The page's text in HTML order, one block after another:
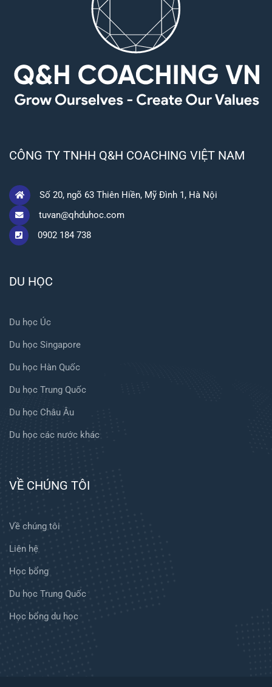
CÔNG TY TNHH Q&H COACHING VIỆT NAM
Số 20, ngõ 63 Thiên Hiền, Mỹ Đình 1, Hà Nội
tuvan@qhduhoc.com
0902 184 738
DU HỌC
Du học Úc
Du học Singapore
Du học Hàn Quốc
Du học Trung Quốc
Du học Châu Âu
Du học các nước khác
VỀ CHÚNG TÔI
Về chúng tôi
Liên hệ
Học bổng
Du học Trung Quốc
Học bổng du học